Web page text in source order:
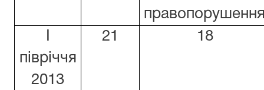
півріччя
2013
21 18